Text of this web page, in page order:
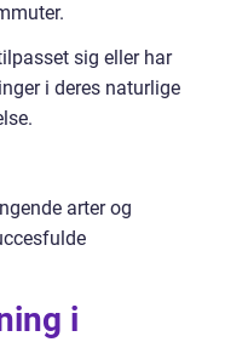
sig eller har
i deres naturlige
arter og
i